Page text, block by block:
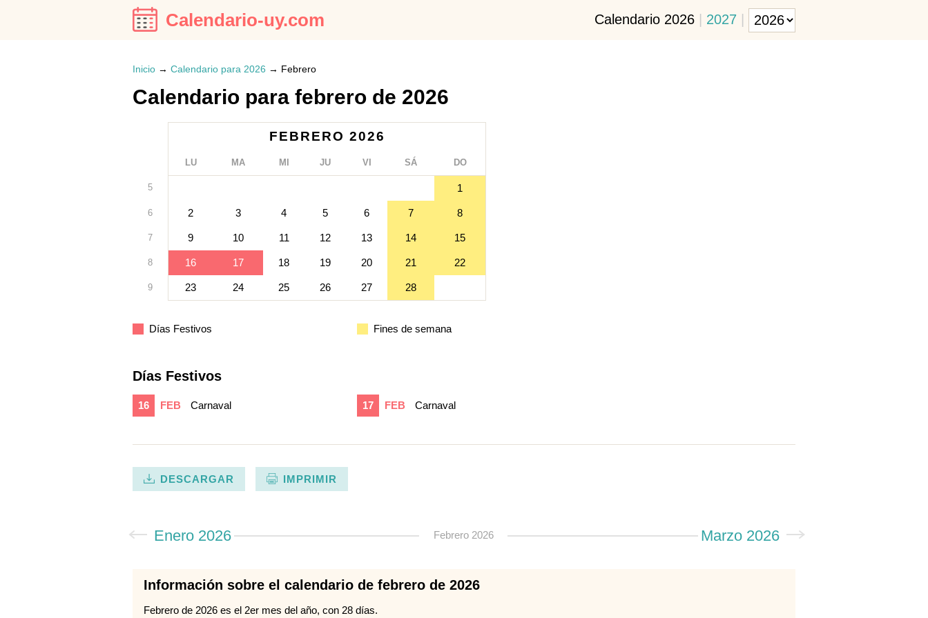
Calendario-uy.com Calendario 2026 | 2027 |
Inicio → Calendario para 2026 → Febrero
Calendario para febrero de 2026
FEBRERO 2026
LU MA MI JU VI SÁ DO
5 1
6 2 3 4 5 6 7 8
7 9 10 11 12 13 14 15
8 16 17 18 19 20 21 22
9 23 24 25 26 27 28
Días Festivos Fines de semana
Días Festivos
16 FEB Carnaval 17 FEB Carnaval
DESCARGAR IMPRIMIR
Enero 2026 Febrero 2026 Marzo 2026
Información sobre el calendario de febrero de 2026
Febrero de 2026 es el 2er mes del año, con 28 días.